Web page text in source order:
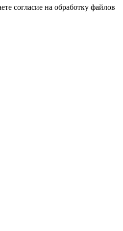
согласие на обработку файлов